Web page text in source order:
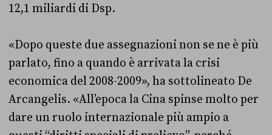
12,1 miliardi di Dsp.
«Dopo queste due assegnazioni non se ne è più
parlato, fino a quando è arrivata la crisi
economica del 2008-2009», ha sottolineato De
Arcangelis. «All’epoca la Cina spinse molto per
dare un ruolo internazionale più ampio a